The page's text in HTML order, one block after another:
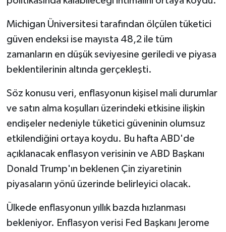
Michigan Üniversitesi tarafından ölçülen tüketici
güven endeksi ise mayısta 48,2 ile tüm
zamanların en düşük seviyesine geriledi ve piyasa
beklentilerinin altında gerçekleşti.
Söz konusu veri, enflasyonun kişisel mali durumlar
ve satın alma koşulları üzerindeki etkisine ilişkin
endişeler nedeniyle tüketici güveninin olumsuz
etkilendiğini ortaya koydu. Bu hafta ABD'de
açıklanacak enflasyon verisinin ve ABD Başkanı
Donald Trump'ın beklenen Çin ziyaretinin
piyasaların yönü üzerinde belirleyici olacak.
Ülkede enflasyonun yıllık bazda hızlanması
bekleniyor. Enflasyon verisi Fed Başkanı Jerome